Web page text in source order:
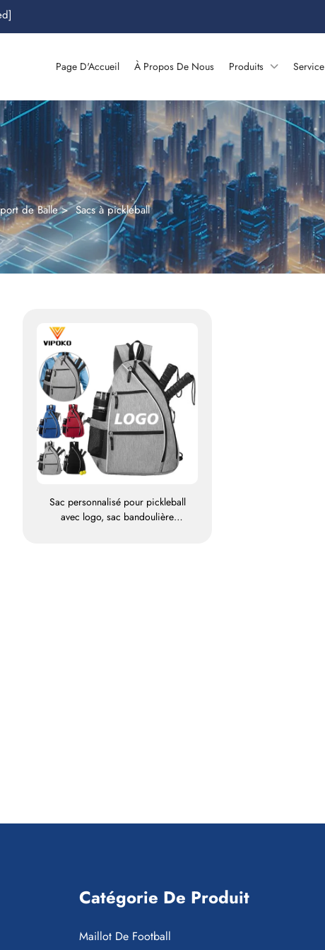
Page D'Accueil À Propos De Nous Produits Service
de Balle>Sacs à pickleball
Sac personnalisé pour pickleball
avec logo, sac bandoulière
Catégorie De Produit
Maillot De Football